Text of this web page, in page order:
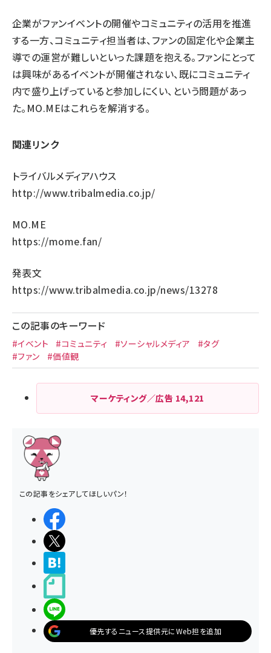
企業がファンイベントの開催やコミュニティの活用を推進
する一方、コミュニティ担当者は、ファンの固定化や企業主
導での運営が難しいといった課題を抱える。ファンにとって
は興味があるイベントが開催されない、既にコミュニティ
内で盛り上げっていると参加しにくい、という問題があっ
た。MO.MEはこれらを解消する。
関連リンク
トライバルメディアハウス
http://www.tribalmedia.co.jp/
MO.ME
https://mome.fan/
発表文
https://www.tribalmedia.co.jp/news/13278
この記事のキーワード
#イベント #コミュニティ #ソーシャルメディア
#タグ
#ファン
#価値観
マーケティング／広告 14,121
この記事をシェアしてほしいパン！
優先するニュース提供元にWeb担を追加